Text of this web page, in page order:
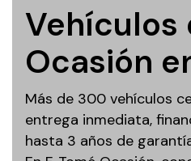
Vehículos
Ocasión
Más de 300 vehículos
entrega inmediata,
hasta 3 años de